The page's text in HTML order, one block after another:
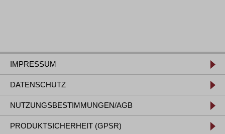
IMPRESSUM
DATENSCHUTZ
NUTZUNGSBESTIMMUNGEN/AGB
PRODUKTSICHERHEIT (GPSR)